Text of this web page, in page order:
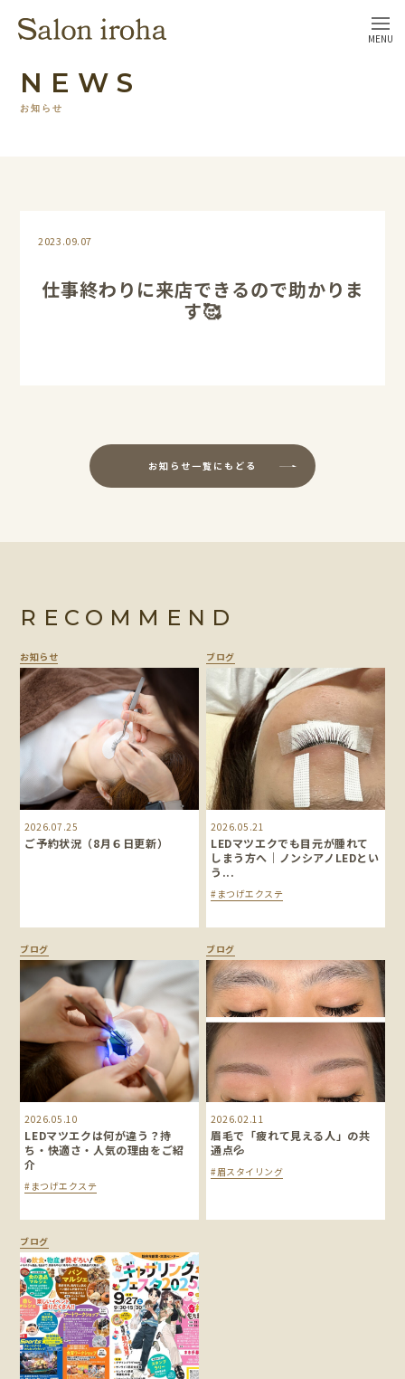
MENU
NEWS
お知らせ
2023.09.07
仕事終わりに来店できるので助かりま
す🥰
お知らせ一覧にもどる
RECOMMEND
2026.07.25
ご予約状況（8月６日更新）
お知らせ
2026.05.21
LEDマツエクでも目元が腫れて
しまう方へ｜ノンシアノLEDとい
う...
#まつげエクステ
ブログ
2026.05.10
LEDマツエクは何が違う？持
ち・快適さ・人気の理由をご紹
介
#まつげエクステ
ブログ
2026.02.11
眉毛で「疲れて見える人」の共
通点💦
#眉スタイリング
ブログ
ブログ